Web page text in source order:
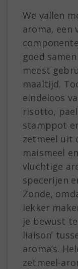
We vallen
aroma, een
goed
meest
maaltijd.
eindeloos
risotto,
stamppot
zetmeel uit
maismeel
vluchtige
specerijen
Zonde,
lekker
je bewust
liaison’
aroma’s.
zetmeel-